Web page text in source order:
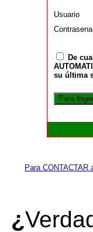
Usuario
Contrasena
De
su última
Para
¿